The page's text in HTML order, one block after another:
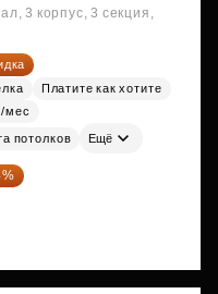
3 корпус, 3 секция,
Платите как хотите
мес
потолков Ещё